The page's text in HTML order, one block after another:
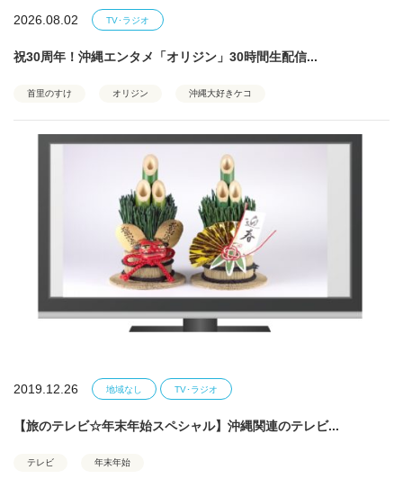
2026.08.02 TV･ラジオ
祝30周年！沖縄エンタメ「オリジン」30時間生配信...
首里のすけ オリジン 沖縄大好きケコ
2019.12.26 地域なし TV･ラジオ
【旅のテレビ☆年末年始スペシャル】沖縄関連のテレビ...
テレビ 年末年始